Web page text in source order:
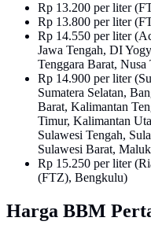
Rp 13.200 per liter
Rp 13.800 per liter
Rp 14.550 per liter
Jawa Tengah, DI
Tenggara Barat,
Rp 14.900 per liter
Sumatera Selatan,
Barat, Kalimantan
Timur, Kalimantan
Sulawesi Tengah,
Sulawesi Barat,
Rp 15.250 per liter
(FTZ), Bengkulu)
Harga BBM